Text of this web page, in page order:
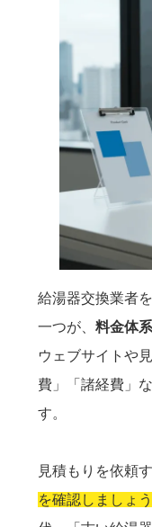
給湯器交換業者
一つが、 料金体
ウェブサイトや
費」「諸経費」
す。
見積もりを依頼
を確認しましょう